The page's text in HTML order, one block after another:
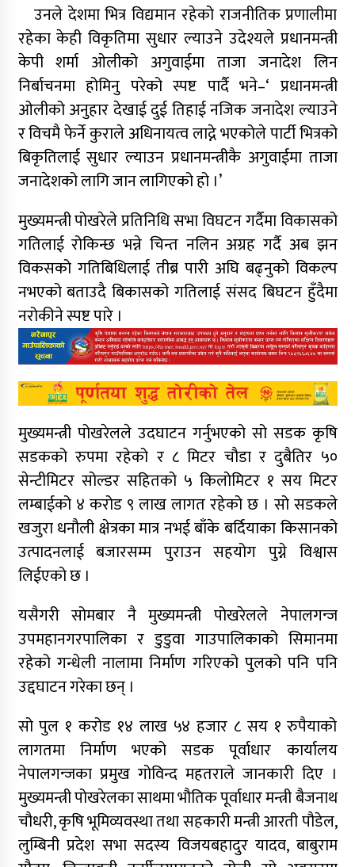
उनले देशमा भित्र विद्यमान रहेको राजनीतिक प्रणालीमा
रहेका केही विकृतिमा सुधार ल्याउने उदेश्यले प्रधानमन्त्री
केपी शर्मा ओलीको अगुवाईमा ताजा जनादेश लिन
निर्बाचनमा होमिनु परेको स्पष्ट पार्दै भने–‘ प्रधानमन्त्री
ओलीको अनुहार देखाई दुई तिहाई नजिक जनादेश ल्याउने
र विचमै फेर्ने कुराले अधिनायत्व लाद्ने भएकोले पार्टी भित्रको
बिकृतिलाई सुधार ल्याउन प्रधानमन्त्रीकै अगुवाईमा ताजा
जनादेशको लागि जान लागिएको हो ।’
मुख्यमन्त्री पोखरेले प्रतिनिधि सभा विघटन गर्दैमा विकासको
गतिलाई रोकिन्छ भन्ने चिन्त नलिन अग्रह गर्दै अब झन
विकसको गतिबिधिलाई तीब्र पारी अघि बढ्नुको विकल्प
नभएको बताउदै बिकासको गतिलाई संसद बिघटन हुँदैमा
नरोकीने स्पष्ट पारे ।
मुख्यमन्त्री पोखरेलले उदघाटन गर्नुभएको सो सडक कृषि
सडकको रुपमा रहेको र ८ मिटर चौडा र दुबैतिर ५०
सेन्टीमिटर सोल्डर सहितको ५ किलोमिटर १ सय मिटर
लम्बाईको ४ करोड ९ लाख लागत रहेको छ । सो सडकले
खजुरा धनौली क्षेत्रका मात्र नभई बाँके बर्दियाका किसानको
उत्पादनलाई बजारसम्म पुराउन सहयोग पुग्ने विश्वास
लिईएको छ ।
यसैगरी सोमबार नै मुख्यमन्त्री पोखरेलले नेपालगन्ज
उपमहानगरपालिका र डुडुवा गाउपालिकाको सिमानमा
रहेको गन्धेली नालामा निर्माण गरिएको पुलको पनि पनि
उद्दघाटन गरेका छन् ।
सो पुल १ करोड १४ लाख ५४ हजार ८ सय १ रुपैयाको
लागतमा निर्माण भएको सडक पूर्वाधार कार्यालय
नेपालगन्जका प्रमुख गोविन्द महतराले जानकारी दिए ।
मुख्यमन्त्री पोखरेलका साथमा भौतिक पूर्वाधार मन्त्री बैजनाथ
चौधरी, कृषि भूमिव्यवस्था तथा सहकारी मन्त्री आरती पौडेल,
लुम्बिनी प्रदेश सभा सदस्य विजयबहादुर यादव, बाबुराम